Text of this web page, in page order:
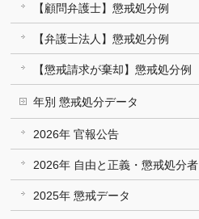
【顧問弁護士】懲戒処分例
【弁護士法人】懲戒処分例
【懲戒請求が棄却】懲戒処分例
年別 懲戒処分データ
2026年 官報公告
2026年 自由と正義・懲戒処分者
2025年 懲戒データ